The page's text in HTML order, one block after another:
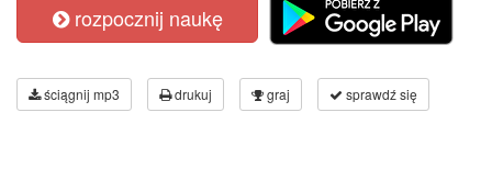
rozpocznij naukę
ściągnij mp3 drukuj graj sprawdź się